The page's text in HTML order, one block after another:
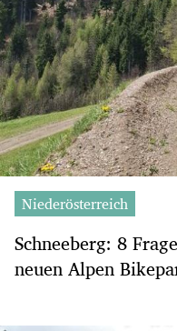
Niederösterreich
Schneeberg: 8
neuen Alpen